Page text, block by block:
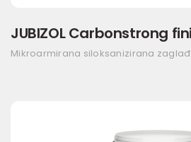
JUBIZOL Carbonstrong
Mikroarmirana siloksanizirana